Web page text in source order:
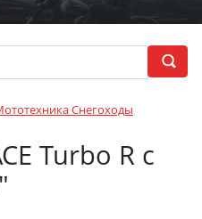
Снегоходы
Turbo R c